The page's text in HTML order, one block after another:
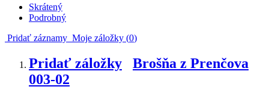
Skrátený
Podrobný
Pridať záznamy Moje záložky (0)
Pridať záložky
Brošňa z Prenčova
003-02